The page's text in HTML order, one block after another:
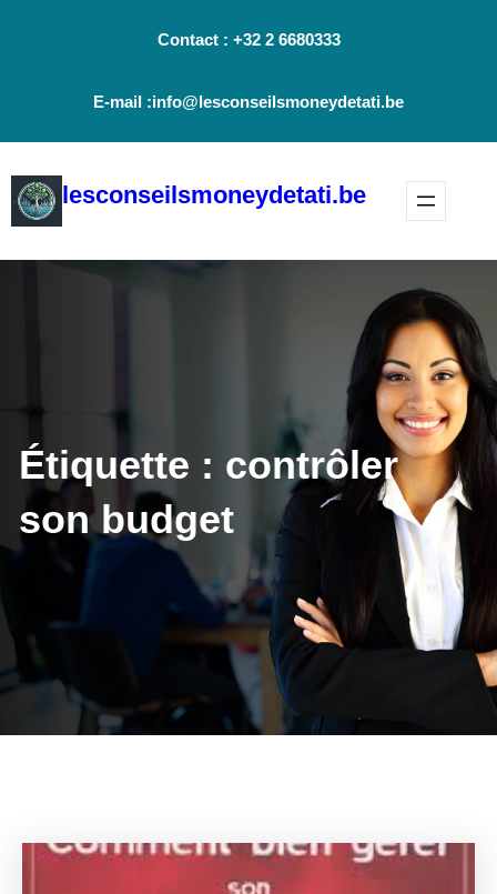
Contact : +32 2 6680333
E-mail :info@lesconseilsmoneydetati.be
lesconseilsmoneydetati.be
Étiquette : contrôler
son budget